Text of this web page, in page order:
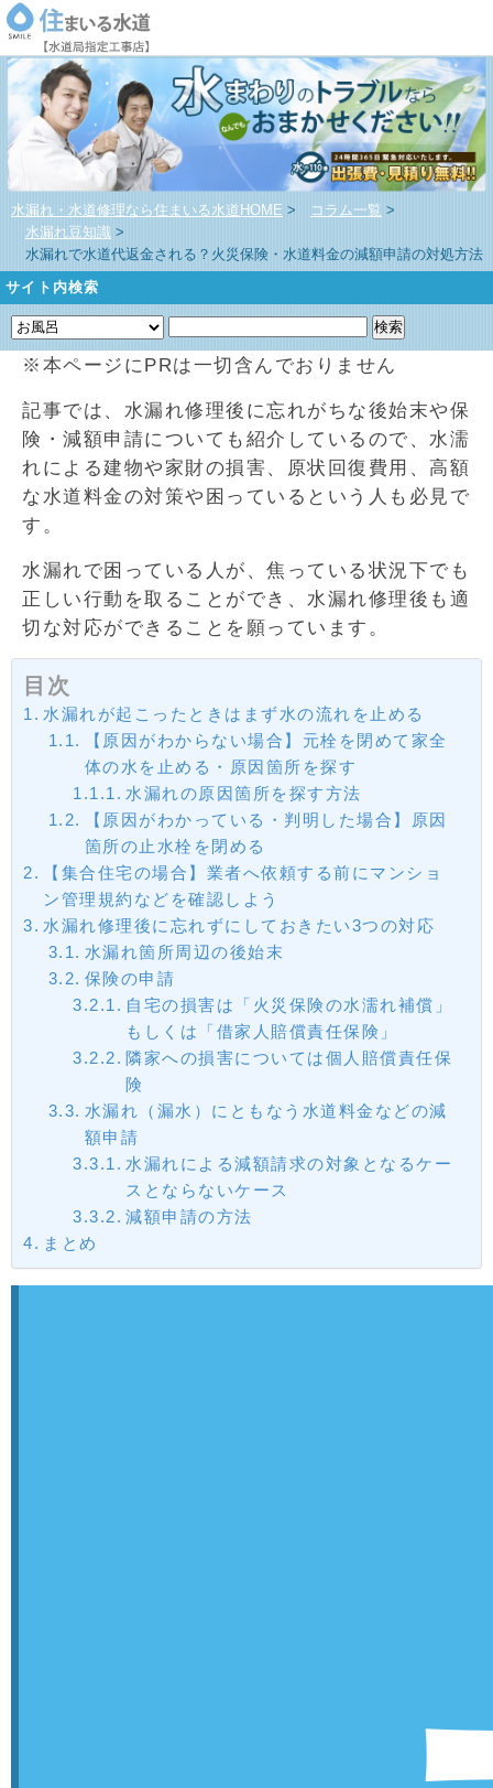
水漏れ・水道修理なら住まいる水道HOME > コラム一覧 >
水漏れ豆知識 >
水漏れで水道代返金される？火災保険・水道料金の減額申請の対処方法
サイト内検索
※本ページにPRは一切含んでおりません
記事では、水漏れ修理後に忘れがちな後始末や保
険・減額申請についても紹介しているので、水濡
れによる建物や家財の損害、原状回復費用、高額
な水道料金の対策や困っているという人も必見で
す。
水漏れで困っている人が、焦っている状況下でも
正しい行動を取ることができ、水漏れ修理後も適
切な対応ができることを願っています。
目次
水漏れが起こったときはまず水の流れを止める
【原因がわからない場合】元栓を閉めて家全
体の水を止める・原因箇所を探す
水漏れの原因箇所を探す方法
【原因がわかっている・判明した場合】原因
箇所の止水栓を閉める
【集合住宅の場合】業者へ依頼する前にマンショ
ン管理規約などを確認しよう
水漏れ修理後に忘れずにしておきたい3つの対応
水漏れ箇所周辺の後始末
保険の申請
自宅の損害は「火災保険の水濡れ補償」
もしくは「借家人賠償責任保険」
隣家への損害については個人賠償責任保
険
水漏れ（漏水）にともなう水道料金などの減
額申請
水漏れによる減額請求の対象となるケー
スとならないケース
減額申請の方法
まとめ